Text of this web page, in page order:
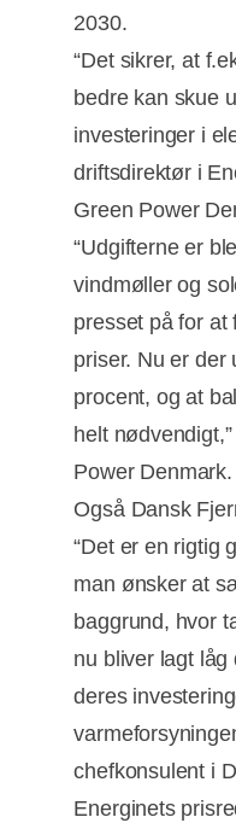
2030.
“Det sikrer, at
bedre kan skue
investeringer i
driftsdirektør i
Green Power
“Udgifterne er
vindmøller og
presset på for at
priser. Nu er der
procent, og at
helt
Power Denmark.
Også Dansk
“Det er en rigtig
man ønsker at
baggrund, hvor
nu bliver lagt
deres
chefkonsulent i
Energinets